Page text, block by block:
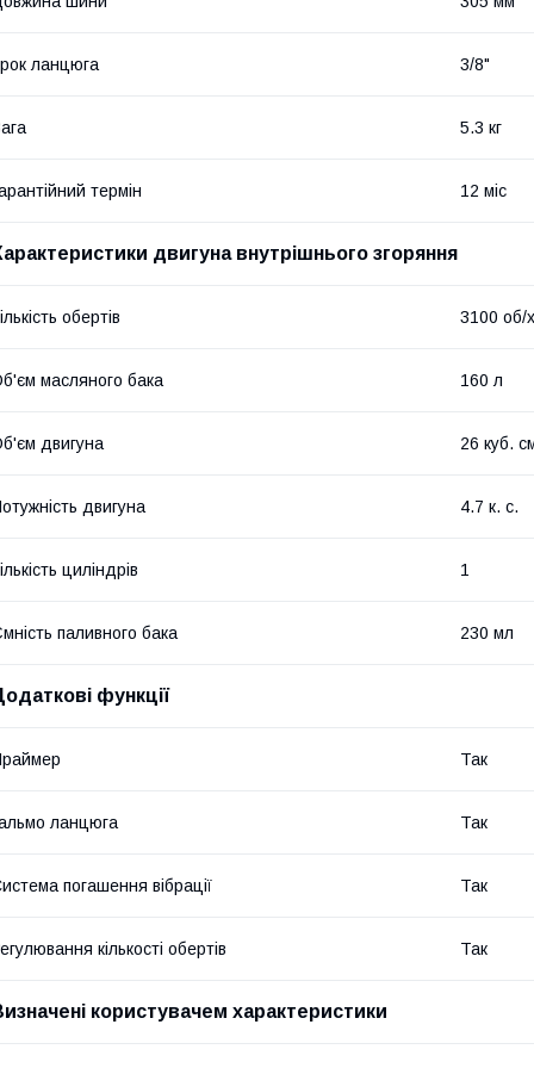
ланцюга 3/8"
5.3 кг
термін 12 міс
двигуна внутрішнього згоряння
обертів 3100 об/
масляного бака 160 л
двигуна 26 куб.
двигуна 4.7 к. с.
циліндрів 1
паливного бака 230 мл
функції
Так
ланцюга Так
погашення вібрації Так
кількості обертів Так
користувачем характеристики